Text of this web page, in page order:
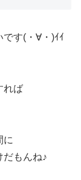
す(・∀・)ｲｲ
れば
に
だもんね♪